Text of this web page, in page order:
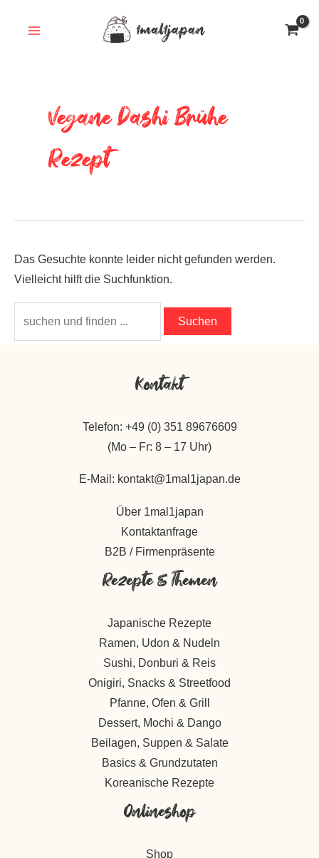
Vegane Dashi Brühe
Rezept
Das Gesuchte konnte leider nicht gefunden werden.
Vielleicht hilft die Suchfunktion.
Kontakt
Telefon: +49 (0) 351 89676609
(Mo – Fr: 8 – 17 Uhr)
E-Mail: kontakt@1mal1japan.de
Über 1mal1japan
Kontaktanfrage
B2B / Firmenpräsente
Rezepte & Themen
Japanische Rezepte
Ramen, Udon & Nudeln
Sushi, Donburi & Reis
Onigiri, Snacks & Streetfood
Pfanne, Ofen & Grill
Dessert, Mochi & Dango
Beilagen, Suppen & Salate
Basics & Grundzutaten
Koreanische Rezepte
Onlineshop
Shop